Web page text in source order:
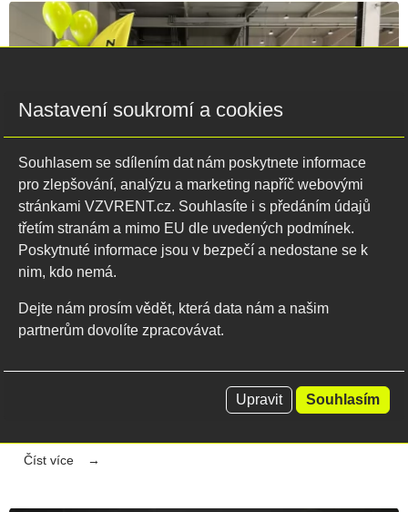
26.05.2026
Den otevřených dveří ve VZV RENT se
vydařil
plný manipulační techniky, ukázek strojů a skvělé
Číst více
Nastavení soukromí a cookies
Souhlasem se sdílením dat nám poskytnete informace
pro zlepšování, analýzu a marketing napříč webovými
stránkami VZVRENT.cz. Souhlasíte i s předáním údajů
třetím stranám a mimo EU dle uvedených podmínek.
Poskytnuté informace jsou v bezpečí a nedostane se k
nim, kdo nemá.
Dejte nám prosím vědět, která data nám a našim
partnerům dovolíte zpracovávat.
Upravit Souhlasím